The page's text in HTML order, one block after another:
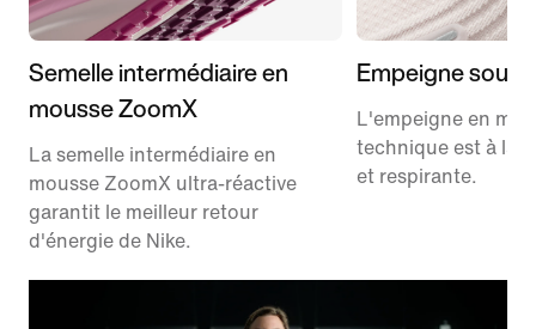
Semelle intermédiaire en
mousse ZoomX
La semelle intermédiaire en
mousse ZoomX ultra-réactive
garantit le meilleur retour
d'énergie de Nike.
Empeigne
L'empeigne en
technique est à la
et respirante.